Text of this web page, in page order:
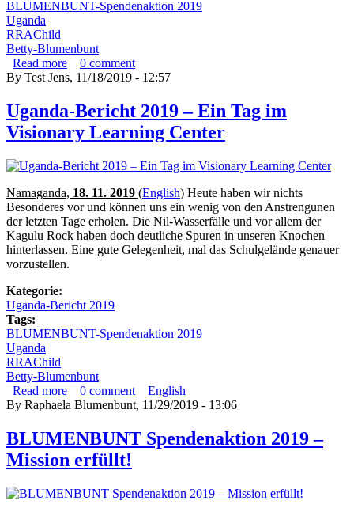
BLUMENBUNT-Spendenaktion 2019
Uganda
RRAChild
Betty-Blumenbunt
Read more about BLUMENBUNT Spendenaktion 2019 – Mein
Lieblingsfoto
0 comment
By Test Jens, 11/18/2019 - 12:57
Uganda-Bericht 2019 – Ein Tag im
Visionary Learning Center
Namaganda, 18. 11. 2019 (English) Heute haben wir nichts
Besonderes vor und können uns ein wenig von den Anstrengunen
der letzten Tage erholen. Die Nil-Wasserfälle und vor allem der
Kagulu Rock haben doch deutliche Spuren in unseren Knochen
hinterlassen. Eine gute Gelegenheit, mal das Schulgelände genauer
vorzustellen.
Kategorie:
Uganda-Bericht 2019
Tags:
BLUMENBUNT-Spendenaktion 2019
Uganda
RRAChild
Betty-Blumenbunt
Read more about Uganda-Bericht 2019 – Ein Tag im Visionary
Learning Center
0 comment
English
By Raphaela Blumenbunt, 11/29/2019 - 13:06
BLUMENBUNT Spendenaktion 2019 –
Mission erfüllt!